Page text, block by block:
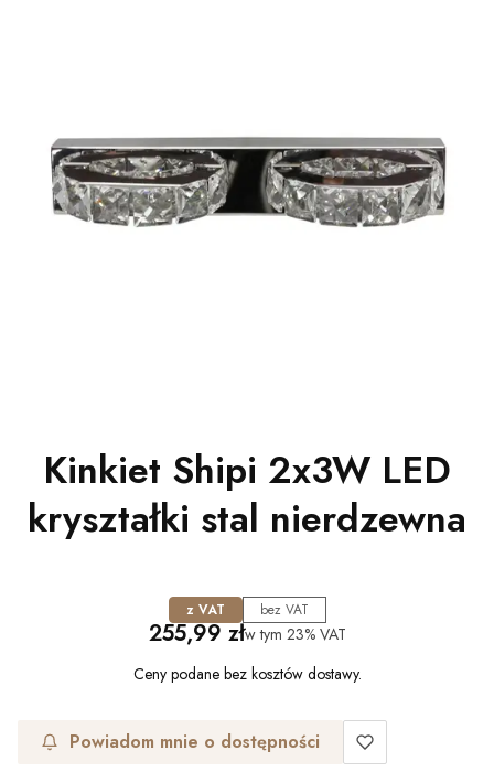
Kinkiet Shipi 2x3W LED
kryształki stal nierdzewna
z VAT bez VAT
Cena
255,99 złw tym 23% VAT
Ceny podane bez kosztów dostawy.
Powiadom mnie o dostępności